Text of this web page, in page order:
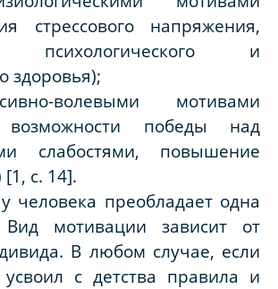
стрессового напряжения,
психологического и
здоровья);
волевыми мотивами
возможности победы над
слабостями, повышение
с. 14].
человека преобладает одна
Вид мотивации зависит от
В любом случае, если
с детства правила и